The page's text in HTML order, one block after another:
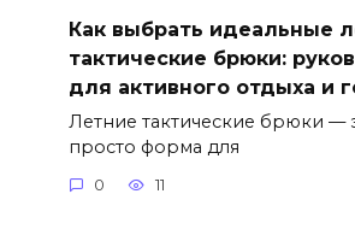
Как выбрать идеальные
тактические брюки:
для активного отдыха и
Летние тактические брюки —
просто форма для
0 11